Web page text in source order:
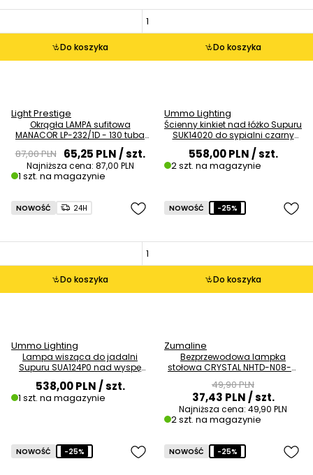
Do koszyka
Light Prestige
Okrągła LAMPA sufitowa
MANACOR LP-232/1D - 130 tuba
do jadalni metalowa biała
OUTLET
87,00 PLN 65,25 PLN/ szt.
Najniższa cena: 87,00 PLN
1 szt. na magazynie
Do koszyka
Ummo Lighting
Ścienny kinkiet nad łóżko Supuru
SUK14020 do sypialni czarny
bordowy OUTLET
558,00 PLN/ szt.
2 szt. na magazynie
Do koszyka
NOWOŚĆ 24H
Ummo Lighting
Lampa wisząca do jadalni
Supuru SUA124P0 nad wyspę
bordowa czarna OUTLET
538,00 PLN/ szt.
1 szt. na magazynie
Do koszyka
NOWOŚĆ -25%
Zumaline
Bezprzewodowa lampka
stołowa CRYSTAL NHTD-N08-G
49,90 PLN
37,43 PLN/ szt.
Najniższa cena: 49,90 PLN
2 szt. na magazynie
NOWOŚĆ -25% NOWOŚĆ -25%